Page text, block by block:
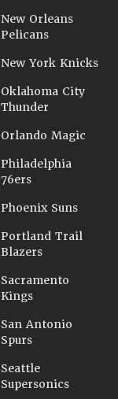
New Orleans
Pelicans
New York Knicks
Oklahoma City
Thunder
Orlando Magic
Philadelphia
76ers
Phoenix Suns
Portland Trail
Blazers
Sacramento
Kings
San Antonio
Spurs
Seattle
Supersonics